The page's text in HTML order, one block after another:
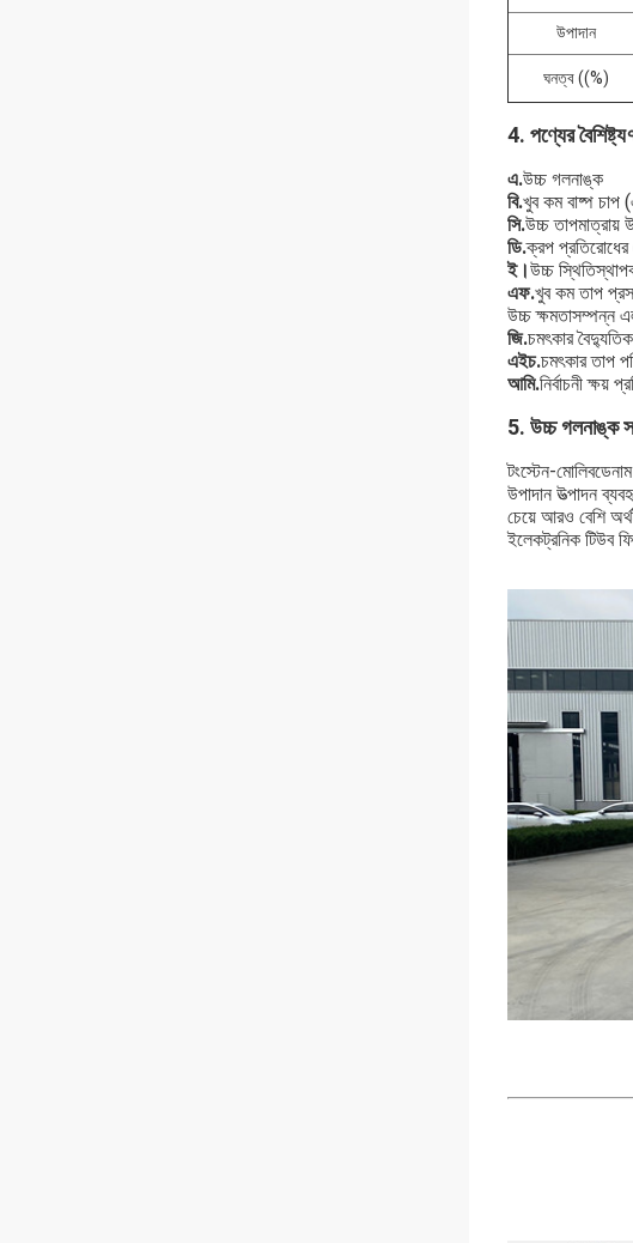
উপাদান
ঘনত্ব ((%)
4. পণ্যের বৈশিষ্ট্য
এ.উচ্চ গলনাঙ্ক
বি.খুব কম বাষ্প চাপ
সি.উচ্চ তাপমাত্রায়
ডি.ক্রপ প্রতিরোধের
ই।উচ্চ
এফ.খুব কম তাপ
উচ্চ ক্ষমতাসম্পন্ন
জি.চমৎকার বৈদ্যুতিক
এইচ.চমৎকার তাপ
আমি.নির্বাচনী ক্ষয়
5. উচ্চ গলনাঙ্ক
টংস্টেন-
উপাদান উত্পাদন
চেয়ে আরও বেশি
ইলেকট্রনিক টিউব